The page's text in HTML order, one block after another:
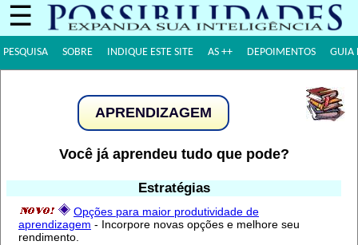
☰
PESQUISA SOBRE INDIQUE ESTE SITE AS ++ DEPOIMENTOS GUIA
APRENDIZAGEM
Você já aprendeu tudo que pode?
Estratégias
Opções para maior produtividade de
aprendizagem - Incorpore novas opções e melhore seu
rendimento.